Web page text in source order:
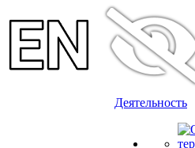
Деятельность